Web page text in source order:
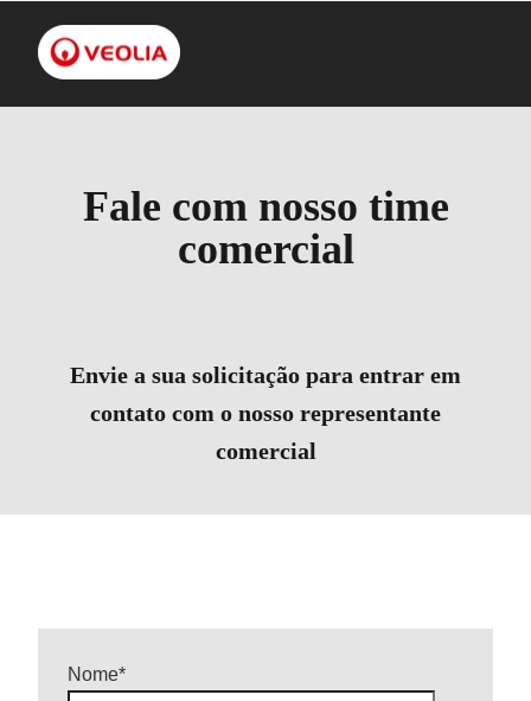
Fale com nosso time
comercial
Envie a sua solicitação para entrar em
contato com o nosso representante
comercial
Nome*